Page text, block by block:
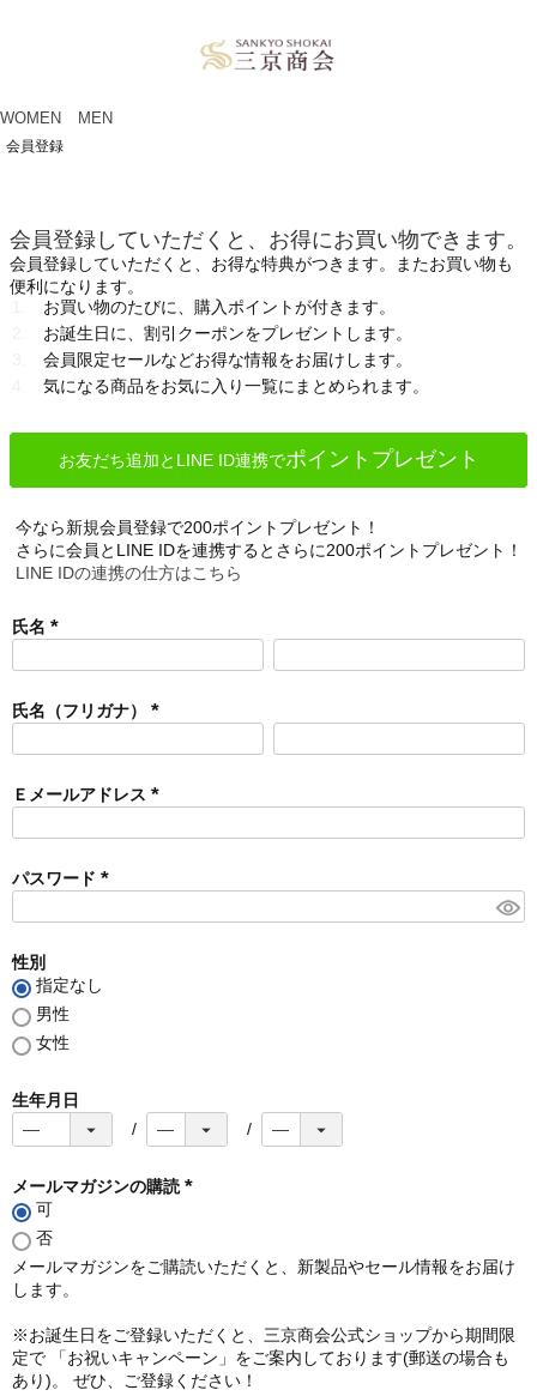
WOMEN MEN
会員登録
会員登録していただくと、お得にお買い物できます。
会員登録していただくと、お得な特典がつきます。またお買い物も
便利になります。
お買い物のたびに、購入ポイントが付きます。
お誕生日に、割引クーポンをプレゼントします。
会員限定セールなどお得な情報をお届けします。
気になる商品をお気に入り一覧にまとめられます。
お友だち追加とLINE ID連携でポイントプレゼント
今なら新規会員登録で200ポイントプレゼント！
さらに会員とLINE IDを連携するとさらに200ポイントプレゼント！
LINE IDの連携の仕方はこちら
氏名
必
氏名（フリガナ）
必
Ｅメールアドレス
必
パスワード
必
性別
指定なし
男性
女性
生年月日
メールマガジンの購読
須
)
可
否
メールマガジンをご購読いただくと、新製品やセール情報をお届け
します。
※お誕生日をご登録いただくと、三京商会公式ショップから期間限
定で 「お祝いキャンペーン」をご案内しております(郵送の場合も
あり)。 ぜひ、ご登録ください！